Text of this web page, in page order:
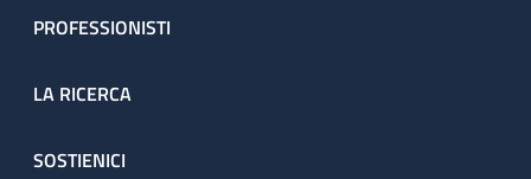
PROFESSIONISTI
LA RICERCA
SOSTIENICI